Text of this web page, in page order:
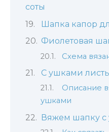
соты
Шапка капор
Фиолетовая
Схема
С ушками
Описание
ушками
Вяжем шапку